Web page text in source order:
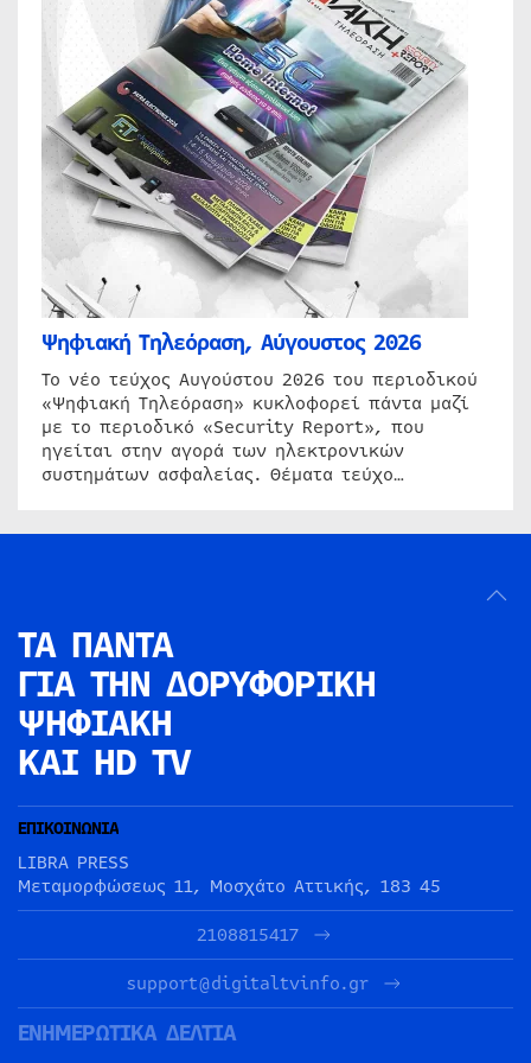
Ψηφιακή Τηλεόραση, Αύγουστος 2026
Το νέο τεύχος Αυγούστου 2026 του περιοδικού
«Ψηφιακή Τηλεόραση» κυκλοφορεί πάντα μαζί
με το περιοδικό «Security Report», που
ηγείται στην αγορά των ηλεκτρονικών
συστημάτων ασφαλείας. Θέματα τεύχο…
ΤΑ ΠΑΝΤΑ
ΓΙΑ ΤΗΝ ΔΟΡΥΦΟΡΙΚΗ
ΨΗΦΙΑΚΗ
ΚΑΙ HD TV
ΕΠΙΚΟΙΝΩΝΙΑ
LIBRA PRESS
Μεταμορφώσεως 11, Μοσχάτο Αττικής, 183 45
2108815417
support@digitaltvinfo.gr
ΕΝΗΜΕΡΩΤΙΚΑ ΔΕΛΤΙΑ